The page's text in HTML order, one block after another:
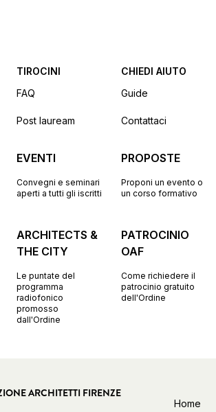
TIROCINI
FAQ
Post lauream
CHIEDI AIUTO
Guide
Contattaci
EVENTI
Convegni e seminari
aperti a tutti gli iscritti
PROPOSTE
Proponi un evento o
un corso formativo
ARCHITECTS &
THE CITY
Le puntate del
programma
radiofonico
promosso
dall'Ordine
PATROCINIO
OAF
Come richiedere il
patrocinio gratuito
dell'Ordine
ARCHITETTI FIRENZE
Home